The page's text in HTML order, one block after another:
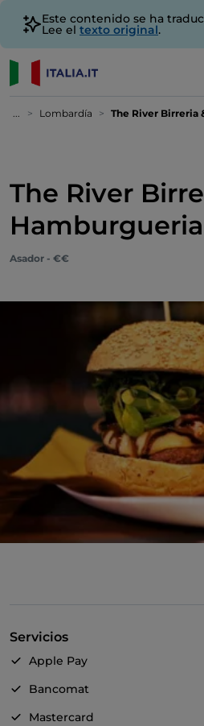
Este contenido se ha
Lee el texto original.
... Lombardía The River Birreria
The River
Hamburgueria
Asador - €€
Servicios
Apple Pay
Bancomat
Mastercard